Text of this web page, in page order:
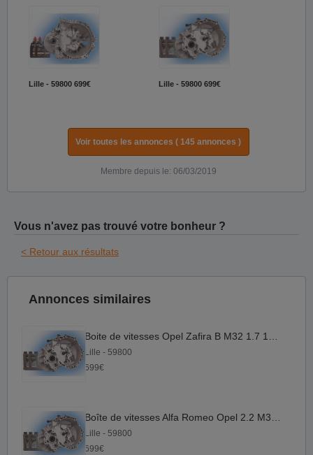
Lille - 59800 699€ Lille - 59800 699€
Voir toutes les annonces ( 145 annonces )
Membre depuis le: 06/03/2019
Vous n'avez pas trouvé votre bonheur ?
< Retour aux résultats
Annonces similaires
Lille - 59800
699€
Lille - 59800
699€